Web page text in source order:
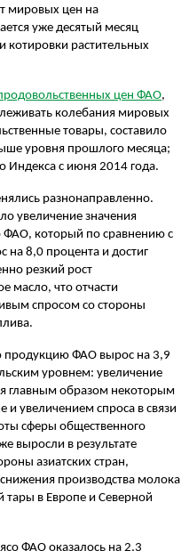
мировых цен на
уже десятый месяц
котировки растительных
цен ФАО,
колебания мировых
товары, составило
уровня прошлого месяца;
Индекса с июня 2014 года.
разнонаправленно.
увеличение значения
ФАО, который по сравнению с
8,0 процента и достиг
резкий рост
масло, что отчасти
спросом со стороны
продукцию ФАО вырос на 3,9
уровнем: увеличение
главным образом некоторым
увеличением спроса в связи
сферы общественного
выросли в результате
азиатских стран,
производства молока
тары в Европе и Северной
ФАО оказалось на 2,3